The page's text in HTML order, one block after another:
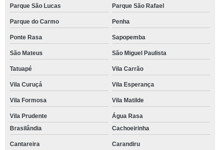
Parque São Lucas Parque São Rafael
Parque do Carmo Penha
Ponte Rasa Sapopemba
São Mateus São Miguel Paulista
Tatuapé Vila Carrão
Vila Curuçá Vila Esperança
Vila Formosa Vila Matilde
Vila Prudente
Água Rasa
Brasilândia
Cachoeirinha
Cantareira Carandiru